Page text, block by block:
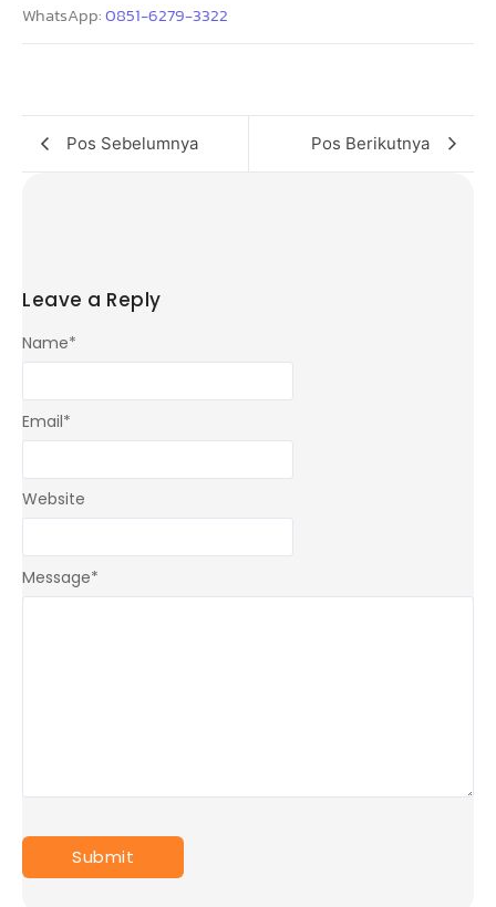
WhatsApp:0851-6279-3322
Pos Sebelumnya Pos Berikutnya
Leave a Reply
Message*
Name*
Email*
Website